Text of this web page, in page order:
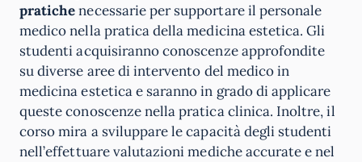
pratichenecessarie per supportare il personale
medico nella pratica della medicina estetica. Gli
studenti acquisiranno conoscenze approfondite
su diverse aree di intervento del medico in
medicina estetica e saranno in grado di applicare
queste conoscenze nella pratica clinica. Inoltre, il
corso mira a sviluppare le capacità degli studenti
nell’effettuare valutazioni mediche accurate e nel